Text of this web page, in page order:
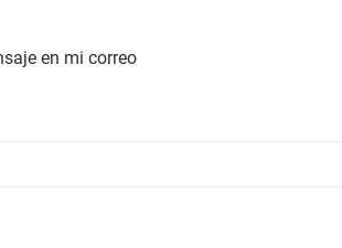
en mi correo